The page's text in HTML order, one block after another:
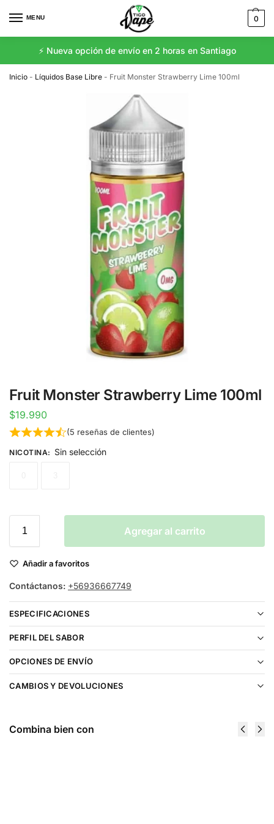
MENU 0
⚡️ Nueva opción de envío en 2 horas en Santiago
Inicio - Líquidos Base Libre - Fruit Monster Strawberry Lime 100ml
Fruit Monster Strawberry Lime 100ml
$19.990
(5 reseñas de clientes)
NICOTINA: Sin selección
Agregar al carrito
Añadir a favoritos
Contáctanos: +56936667749
ESPECIFICACIONES
PERFIL DEL SABOR
OPCIONES DE ENVÍO
CAMBIOS Y DEVOLUCIONES
Combina bien con